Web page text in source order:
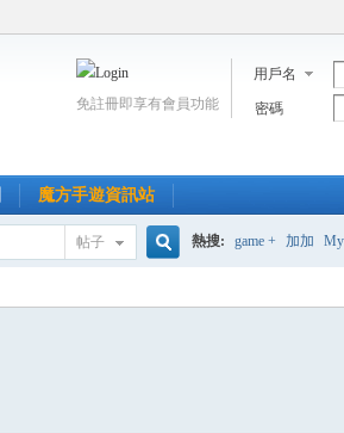
用戶名
密碼
免註冊即享有會員功能
魔方手遊資訊站
帖子 熱搜: game + 加加